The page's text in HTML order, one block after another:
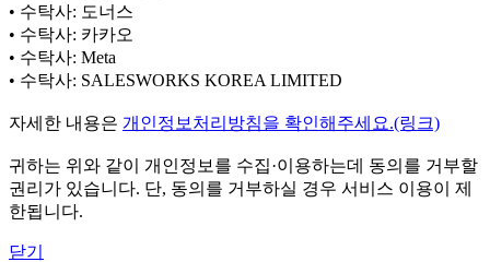
• 수탁사: 도너스
• 수탁사: 카카오
• 수탁사: Meta
• 수탁사: SALESWORKS KOREA LIMITED
자세한 내용은 개인정보처리방침을 확인해주세요.(링크)
귀하는 위와 같이 개인정보를 수집·이용하는데 동의를 거부할
권리가 있습니다. 단, 동의를 거부하실 경우 서비스 이용이 제
한됩니다.
닫기